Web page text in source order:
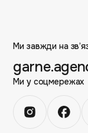
Ми завжди на
Ми у соцмережах